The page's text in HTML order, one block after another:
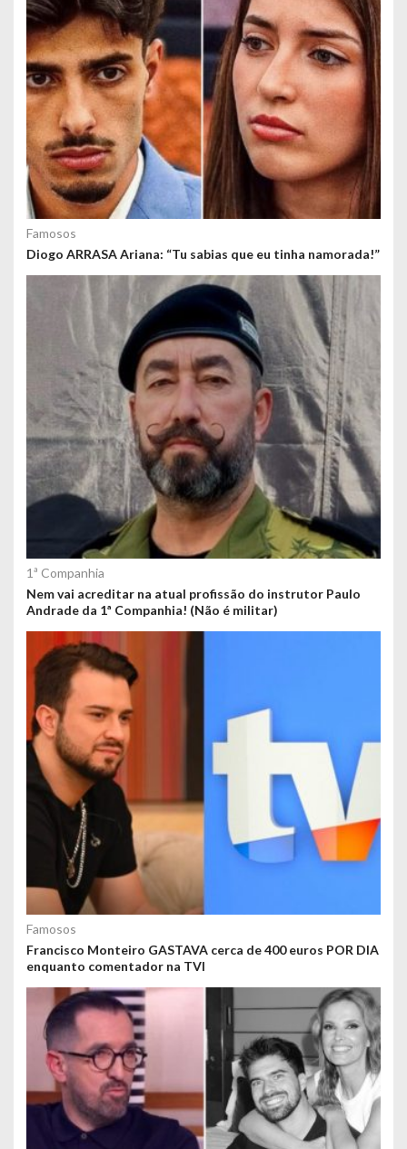
Famosos
Diogo ARRASA Ariana: “Tu sabias que eu tinha namorada!”
1ª Companhia
Nem vai acreditar na atual profissão do instrutor Paulo
Andrade da 1ª Companhia! (Não é militar)
Famosos
Francisco Monteiro GASTAVA cerca de 400 euros POR DIA
enquanto comentador na TVI